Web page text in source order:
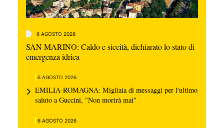
6 AGOSTO 2026
SAN MARINO: Caldo e siccità, dichiarato lo stato di
emergenza idrica
6 AGOSTO 2026
EMILIA-ROMAGNA: Migliaia di messaggi per l'ultimo
saluto a Guccini, "Non morirà mai"
6 AGOSTO 2026